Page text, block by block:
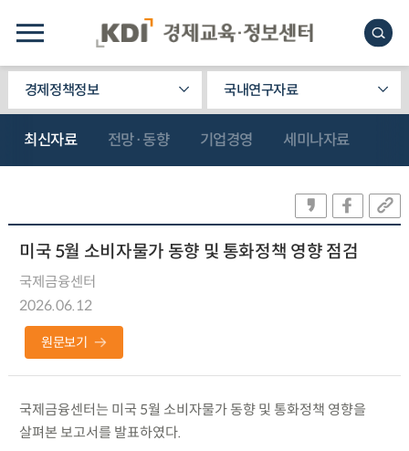
경제정책정보 국내연구자료
최신자료 전망·동향 기업경영 세미나자료
미국 5월 소비자물가 동향 및 통화정책 영향 점검
국제금융센터
2026.06.12
원문보기
국제금융센터는 미국 5월 소비자물가 동향 및 통화정책 영향을
살펴본 보고서를 발표하였다.